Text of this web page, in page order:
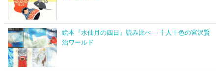
絵本『水仙月の四日』読み比べ― 十人十色の宮沢賢
治ワールド